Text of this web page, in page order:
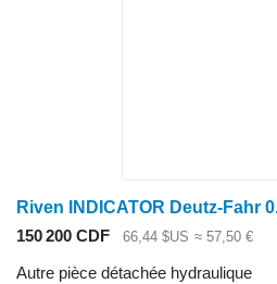
150 200 CDF 66,44 $US ≈ 57,50 €
Autre pièce détachée hydraulique